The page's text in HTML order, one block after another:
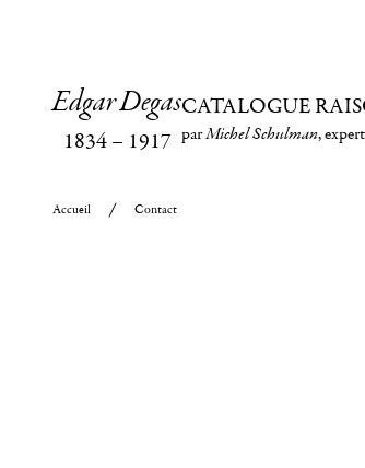
Edgar Degas
1834– 1917
CATALOGUE
parMichel Schulman, expert
Accueil Contact